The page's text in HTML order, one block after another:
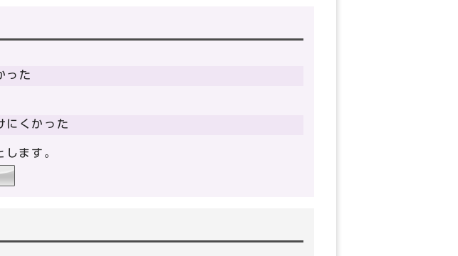
った
にくかった
ます。